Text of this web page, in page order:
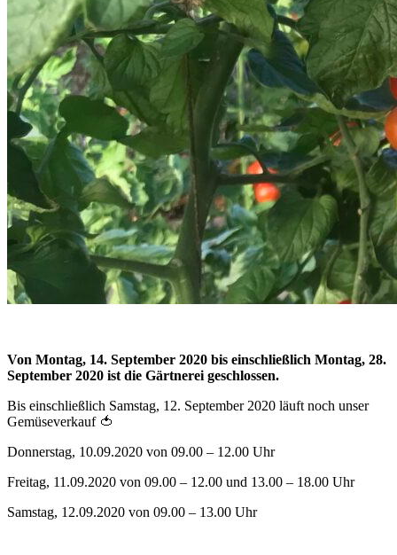
Von Montag, 14. September 2020 bis einschließlich Montag, 28.
September 2020 ist die Gärtnerei geschlossen.
Bis einschließlich Samstag, 12. September 2020 läuft noch unser
Gemüseverkauf 🍅
Donnerstag, 10.09.2020 von 09.00 – 12.00 Uhr
Freitag, 11.09.2020 von 09.00 – 12.00 und 13.00 – 18.00 Uhr
Samstag, 12.09.2020 von 09.00 – 13.00 Uhr